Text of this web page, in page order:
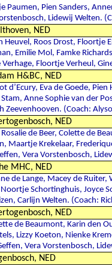
Paumen, Pien Sanders,
Lidewij Welten.
NED
Heuvel, Roos Drost, Floortje
Emilie Mol, Famke
Floortje Verheul,
H&BC, NED
d’Ecury, Eva de Goede,
Anne Sophie van der
Zeevenhooven. (Coach:
NED
de Beer, Colette de
Maartje Krekelaar,
Vera Vorstenbosch,
MHC, NED
de Lange, Macey de
Schortinghuis, Joyce
Carlijn Welten. (Coach:
NED
de Beaumont, Karin den
Lizzy Koeton, Nienke
Vera Vorstenbosch,
NED